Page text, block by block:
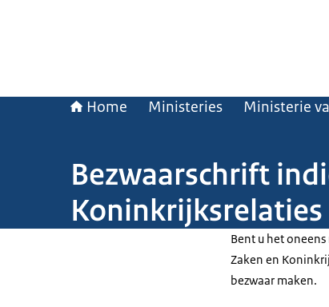
Home Ministeries Ministerie
Bezwaarschrift
Koninkrijksrelaties
Bent u het
Zaken en
bezwaar maken.